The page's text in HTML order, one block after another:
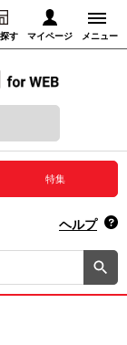
す マイページ メニュー
音からさがす
特集
ヘルプ